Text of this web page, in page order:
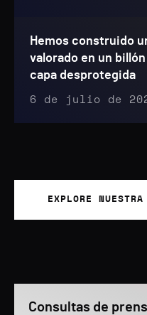
Hemos construido
valorado en un
capa desprotegida
6 de julio de
EXPLORE
Consultas de